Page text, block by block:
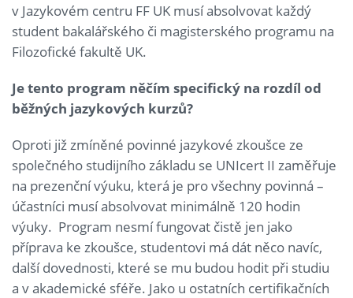
v Jazykovém centru FF UK musí absolvovat každý
student bakalářského či magisterského programu na
Filozofické fakultě UK.
Je tento program něčím specifický na rozdíl od
běžných jazykových kurzů?
Oproti již zmíněné povinné jazykové zkoušce ze
společného studijního základu se UNIcert II zaměřuje
na prezenční výuku, která je pro všechny povinná –
účastníci musí absolvovat minimálně 120 hodin
výuky. Program nesmí fungovat čistě jen jako
příprava ke zkoušce, studentovi má dát něco navíc,
další dovednosti, které se mu budou hodit při studiu
a v akademické sféře. Jako u ostatních certifikačních